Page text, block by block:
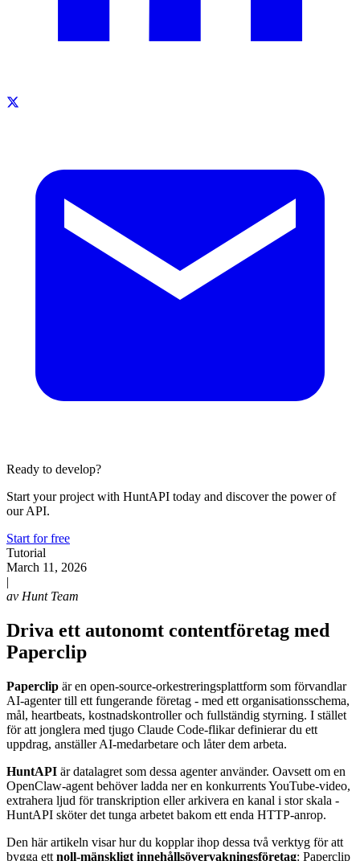
Ready to develop?
Start your project with HuntAPI today and discover the power of
our API.
Start for free
Tutorial
March 11, 2026
|
av Hunt Team
Driva ett autonomt contentföretag med
Paperclip
Paperclip är en open-source-orkestreringsplattform som förvandlar
AI-agenter till ett fungerande företag - med ett organisationsschema,
mål, heartbeats, kostnadskontroller och fullständig styrning. I stället
för att jonglera med tjugo Claude Code-flikar definierar du ett
uppdrag, anställer AI-medarbetare och låter dem arbeta.
HuntAPI är datalagret som dessa agenter använder. Oavsett om en
OpenClaw-agent behöver ladda ner en konkurrents YouTube-video,
extrahera ljud för transkription eller arkivera en kanal i stor skala -
HuntAPI sköter det tunga arbetet bakom ett enda HTTP-anrop.
Den här artikeln visar hur du kopplar ihop dessa två verktyg för att
bygga ett noll-mänskligt innehållsövervakningsföretag: Paperclip